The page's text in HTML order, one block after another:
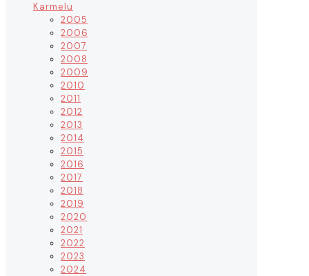
Karmelu
2005
2006
2007
2008
2009
2010
2011
2012
2013
2014
2015
2016
2017
2018
2019
2020
2021
2022
2023
2024